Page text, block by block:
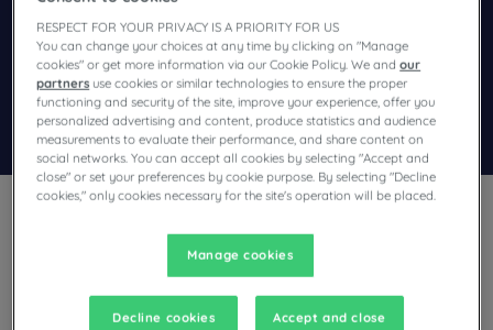
Zoek een hotel
Voeg kortingscode toe
Denkt u aan een verblijf in Frankfurt am Main en zoekt u een
hotel? Campanile biedt u comfortabele kamers en nodigt u uit
RESPECT FOR YOUR PRIVACY IS A PRIORITY FOR US
You can change your choices at any time by clicking on "Manage
cookies" or get more information via our Cookie Policy. We andour
partners use cookies or similar technologies to ensure the proper
functioning and security of the site, improve your experience, offer you
personalized advertising and content, produce statistics and audience
measurements to evaluate their performance, and share content on
social networks. You can accept all cookies by selecting "Accept and
close" or set your preferences by cookie purpose. By selecting "Decline
cookies," only cookies necessary for the site's operation will be placed.
Manage cookies
Decline cookies Accept and close